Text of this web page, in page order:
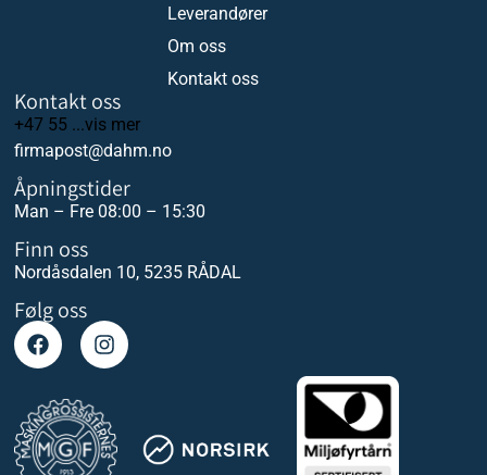
Leverandører
Om oss
Kontakt oss
Kontakt oss
+47 55 ...vis mer
firmapost@dahm.no
Åpningstider
Man – Fre 08:00 – 15:30
Finn oss
Nordåsdalen 10, 5235 RÅDAL
Følg oss